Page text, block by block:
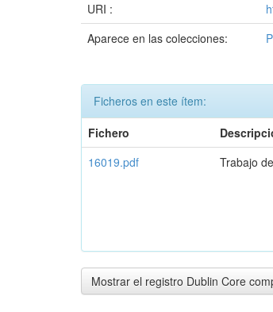
URI :
Aparece en las colecciones:
Ficheros en este ítem:
Fichero
16019.pdf
Trabajo
Mostrar el registro Dublin Core